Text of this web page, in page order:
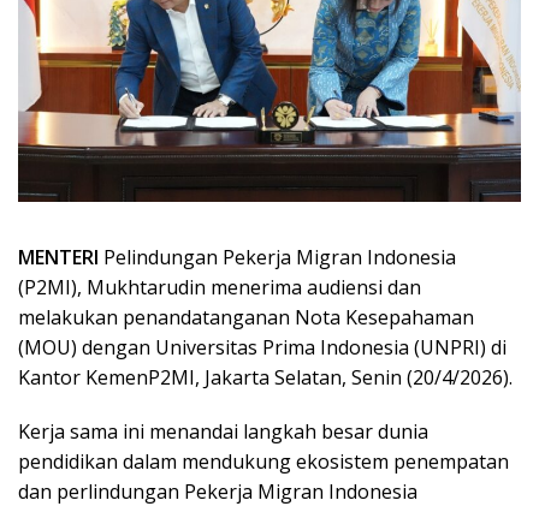
MENTERI Pelindungan Pekerja Migran Indonesia
(P2MI), Mukhtarudin menerima audiensi dan
melakukan penandatanganan Nota Kesepahaman
(MOU) dengan Universitas Prima Indonesia (UNPRI) di
Kantor KemenP2MI, Jakarta Selatan, Senin (20/4/2026).
Kerja sama ini menandai langkah besar dunia
pendidikan dalam mendukung ekosistem penempatan
dan perlindungan Pekerja Migran Indonesia